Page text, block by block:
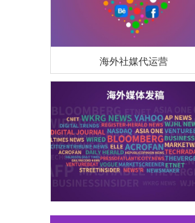
海外社媒代运营